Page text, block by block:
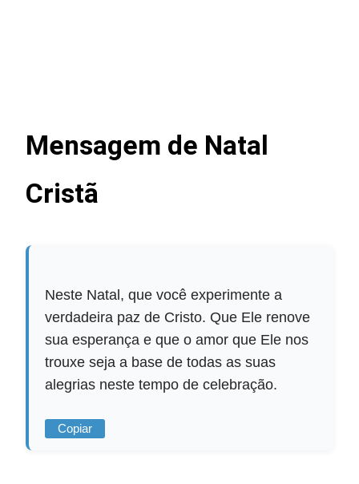
Mensagem de Natal
Cristã
Neste Natal, que você experimente a
verdadeira paz de Cristo. Que Ele renove
sua esperança e que o amor que Ele nos
trouxe seja a base de todas as suas
alegrias neste tempo de celebração.
Copiar